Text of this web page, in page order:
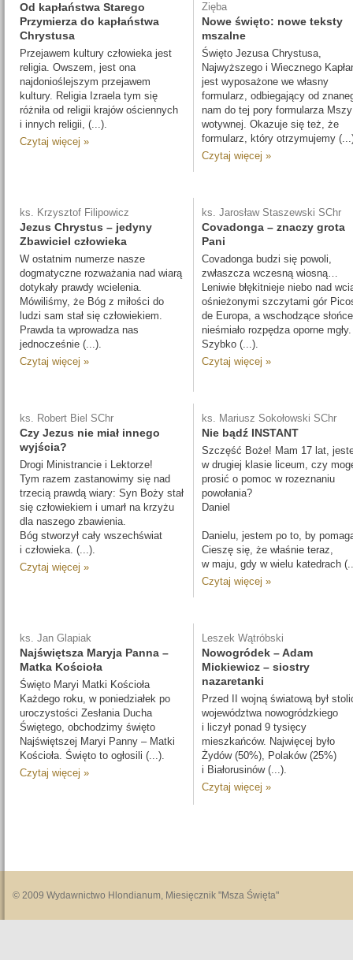
Od kapłaństwa Starego
Przymierza do kapłaństwa
Chrystusa
Przejawem kultury człowieka jest
religia. Owszem, jest ona
najdonioślejszym przejawem
kultury. Religia Izraela tym się
różniła od religii krajów ościennych
i innych religii, (...).
Czytaj więcej »
Zięba
Nowe święto: nowe teksty
mszalne
Święto Jezusa Chrystusa,
Najwyższego i Wiecznego
jest wyposażone we własny
formularz, odbiegający od
nam do tej pory formularza Mszy
wotywnej. Okazuje się też, że
formularz, który otrzymujemy
Czytaj więcej »
ks. Krzysztof Filipowicz
Jezus Chrystus – jedyny
Zbawiciel człowieka
W ostatnim numerze nasze
dogmatyczne rozważania nad wiarą
dotykały prawdy wcielenia.
Mówiliśmy, że Bóg z miłości do
ludzi sam stał się człowiekiem.
Prawda ta wprowadza nas
jednocześnie (...).
Czytaj więcej »
ks. Jarosław Staszewski SChr
Covadonga – znaczy grota
Pani
Covadonga budzi się powoli,
zwłaszcza wczesną wiosną…
Leniwie błękitnieje niebo nad
ośnieżonymi szczytami gór
de Europa, a wschodzące słońce
nieśmiało rozpędza oporne mgły.
Szybko (...).
Czytaj więcej »
ks. Robert Biel SChr
Czy Jezus nie miał innego
wyjścia?
Drogi Ministrancie i Lektorze!
Tym razem zastanowimy się nad
trzecią prawdą wiary: Syn Boży stał
się człowiekiem i umarł na krzyżu
dla naszego zbawienia.
Bóg stworzył cały wszechświat
i człowieka. (...).
Czytaj więcej »
ks. Mariusz Sokołowski SChr
Nie bądź INSTANT
Szczęść Boże! Mam 17 lat,
w drugiej klasie liceum, czy
prosić o pomoc w rozeznaniu
powołania?
Daniel
Danielu, jestem po to, by
Cieszę się, że właśnie teraz,
w maju, gdy w wielu katedrach
Czytaj więcej »
ks. Jan Glapiak
Najświętsza Maryja Panna –
Matka Kościoła
Święto Maryi Matki Kościoła
Każdego roku, w poniedziałek po
uroczystości Zesłania Ducha
Świętego, obchodzimy święto
Najświętszej Maryi Panny – Matki
Kościoła. Święto to ogłosili (...).
Czytaj więcej »
Leszek Wątróbski
Nowogródek – Adam
Mickiewicz – siostry
nazaretanki
Przed II wojną światową był
województwa nowogródzkiego
i liczył ponad 9 tysięcy
mieszkańców. Najwięcej było
Żydów (50%), Polaków (25%)
i Białorusinów (...).
Czytaj więcej »
© 2009 Wydawnictwo Hlondianum, Miesięcznik "Msza Święta"